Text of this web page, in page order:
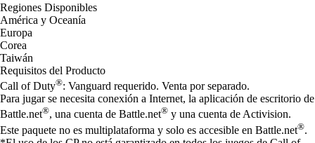
Regiones Disponibles
América y Oceanía
Europa
Corea
Taiwán
Requisitos del Producto
Call of Duty®: Vanguard requerido. Venta por separado.
Para jugar se necesita conexión a Internet, la aplicación de escritorio de
Battle.net®, una cuenta de Battle.net® y una cuenta de Activision.
Este paquete no es multiplataforma y solo es accesible en Battle.net®.